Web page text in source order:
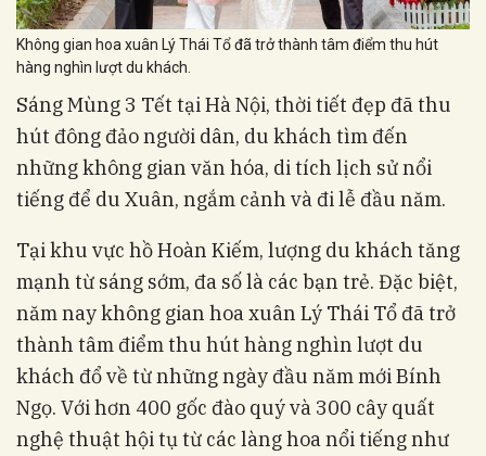
Không gian hoa xuân Lý Thái Tổ đã trở thành tâm điểm thu hút
hàng nghìn lượt du khách.
Sáng Mùng 3 Tết tại Hà Nội, thời tiết đẹp đã thu
hút đông đảo người dân, du khách tìm đến
những không gian văn hóa, di tích lịch sử nổi
tiếng để du Xuân, ngắm cảnh và đi lễ đầu năm.
Tại khu vực hồ Hoàn Kiếm, lượng du khách tăng
mạnh từ sáng sớm, đa số là các bạn trẻ. Đặc biệt,
năm nay không gian hoa xuân Lý Thái Tổ đã trở
thành tâm điểm thu hút hàng nghìn lượt du
khách đổ về từ những ngày đầu năm mới Bính
Ngọ. Với hơn 400 gốc đào quý và 300 cây quất
nghệ thuật hội tụ từ các làng hoa nổi tiếng như